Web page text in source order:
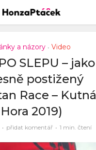
a názory • Video
SLEPU – jako
postižený
Race – Kutná
Hora 2019)
přidat komentář 1 min. čtení